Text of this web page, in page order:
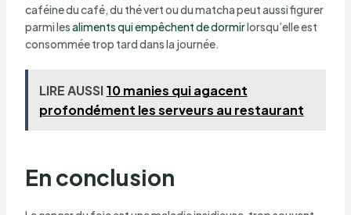
caféine du café, du thé vert ou du matcha peut aussi figurer
parmi lesaliments qui empêchent de dormirlorsqu’elle est
consommée trop tard dans la journée.
LIRE AUSSI 10 manies qui agacent
profondément les serveurs au restaurant
En conclusion